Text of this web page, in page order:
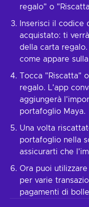
regalo" o
Inserisci il codice
acquistato: ti
della carta
come appare
Tocca "Riscatta"
regalo. L'app
aggiungerà
portafoglio Maya.
Una volta
portafoglio nella
assicurarti che
Ora puoi
per varie
pagamenti di